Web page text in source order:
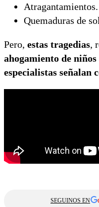
Atragantamientos.
Quemaduras de
Pero, estas tragedias,
ahogamiento de
especialistas señalan
SEGUINOS EN